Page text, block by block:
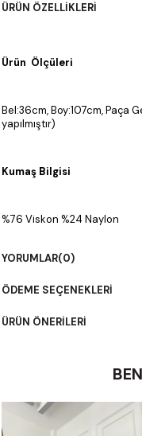
ÜRÜN ÖZELLIKLERI
Ürün Ölçüleri
Bel:36cm, Boy:107cm, Paça
yapılmıştır)
Kumaş Bilgisi
%76 Viskon %24 Naylon
YORUMLAR(0)
ÖDEME SEÇENEKLERI
ÜRÜN ÖNERILERI